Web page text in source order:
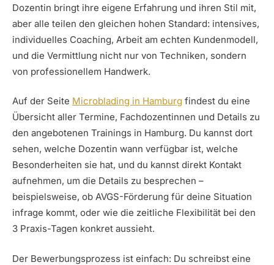
Dozentin bringt ihre eigene Erfahrung und ihren Stil mit,
aber alle teilen den gleichen hohen Standard: intensives,
individuelles Coaching, Arbeit am echten Kundenmodell,
und die Vermittlung nicht nur von Techniken, sondern
von professionellem Handwerk.
Auf der Seite Microblading in Hamburg findest du eine
Übersicht aller Termine, Fachdozentinnen und Details zu
den angebotenen Trainings in Hamburg. Du kannst dort
sehen, welche Dozentin wann verfügbar ist, welche
Besonderheiten sie hat, und du kannst direkt Kontakt
aufnehmen, um die Details zu besprechen –
beispielsweise, ob AVGS-Förderung für deine Situation
infrage kommt, oder wie die zeitliche Flexibilität bei den
3 Praxis-Tagen konkret aussieht.
Der Bewerbungsprozess ist einfach: Du schreibst eine